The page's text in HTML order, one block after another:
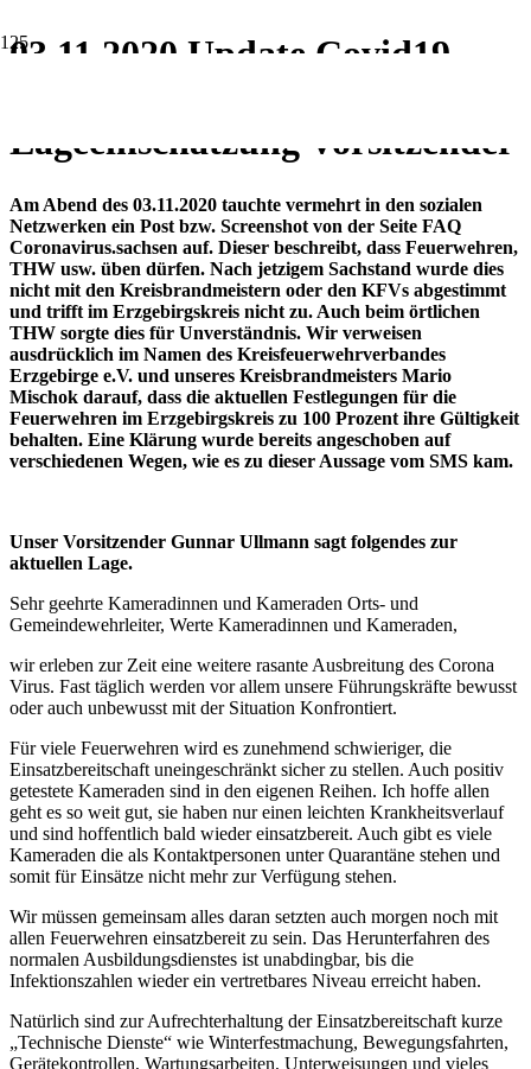
03.11.2020 Update Covid19 –
Lageeinschätzung Vorsitzender
Am Abend des 03.11.2020 tauchte vermehrt in den sozialen
Netzwerken ein Post bzw. Screenshot von der Seite FAQ
Coronavirus.sachsen auf. Dieser beschreibt, dass Feuerwehren,
THW usw. üben dürfen. Nach jetzigem Sachstand wurde dies
nicht mit den Kreisbrandmeistern oder den KFVs abgestimmt
und trifft im Erzgebirgskreis nicht zu. Auch beim örtlichen
THW sorgte dies für Unverständnis. Wir verweisen
ausdrücklich im Namen des Kreisfeuerwehrverbandes
Erzgebirge e.V. und unseres Kreisbrandmeisters Mario
Mischok darauf, dass die aktuellen Festlegungen für die
Feuerwehren im Erzgebirgskreis zu 100 Prozent ihre Gültigkeit
behalten. Eine Klärung wurde bereits angeschoben auf
verschiedenen Wegen, wie es zu dieser Aussage vom SMS kam.
Unser Vorsitzender Gunnar Ullmann sagt folgendes zur
aktuellen Lage.
Sehr geehrte Kameradinnen und Kameraden Orts- und
Gemeindewehrleiter, Werte Kameradinnen und Kameraden,
wir erleben zur Zeit eine weitere rasante Ausbreitung des Corona
Virus. Fast täglich werden vor allem unsere Führungskräfte bewusst
oder auch unbewusst mit der Situation Konfrontiert.
Für viele Feuerwehren wird es zunehmend schwieriger, die
Einsatzbereitschaft uneingeschränkt sicher zu stellen. Auch positiv
getestete Kameraden sind in den eigenen Reihen. Ich hoffe allen
geht es so weit gut, sie haben nur einen leichten Krankheitsverlauf
und sind hoffentlich bald wieder einsatzbereit. Auch gibt es viele
Kameraden die als Kontaktpersonen unter Quarantäne stehen und
somit für Einsätze nicht mehr zur Verfügung stehen.
Wir müssen gemeinsam alles daran setzten auch morgen noch mit
allen Feuerwehren einsatzbereit zu sein. Das Herunterfahren des
normalen Ausbildungsdienstes ist unabdingbar, bis die
Infektionszahlen wieder ein vertretbares Niveau erreicht haben.
Natürlich sind zur Aufrechterhaltung der Einsatzbereitschaft kurze
„Technische Dienste“ wie Winterfestmachung, Bewegungsfahrten,
Gerätekontrollen, Wartungsarbeiten, Unterweisungen und vieles